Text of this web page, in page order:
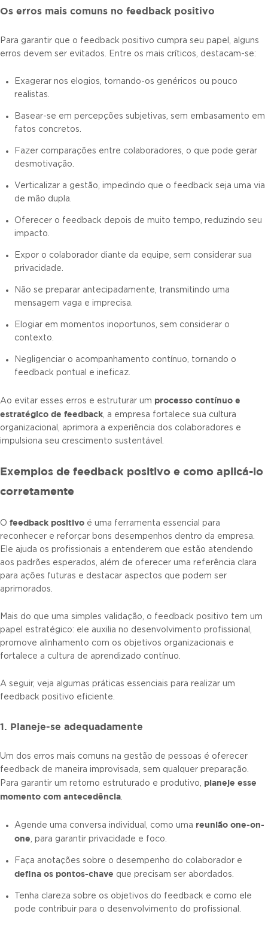
Os erros mais comuns no feedback positivo
Para garantir que o feedback positivo cumpra seu papel, alguns
erros devem ser evitados. Entre os mais críticos, destacam-se:
Exagerar nos elogios, tornando-os genéricos ou pouco
realistas.
Basear-se em percepções subjetivas, sem embasamento em
fatos concretos.
Fazer comparações entre colaboradores, o que pode gerar
desmotivação.
Verticalizar a gestão, impedindo que o feedback seja uma via
de mão dupla.
Oferecer o feedback depois de muito tempo, reduzindo seu
impacto.
Expor o colaborador diante da equipe, sem considerar sua
privacidade.
Não se preparar antecipadamente, transmitindo uma
mensagem vaga e imprecisa.
Elogiar em momentos inoportunos, sem considerar o
contexto.
Negligenciar o acompanhamento contínuo, tornando o
feedback pontual e ineficaz.
Ao evitar esses erros e estruturar um processo contínuo e
estratégico de feedback , a empresa fortalece sua cultura
organizacional, aprimora a experiência dos colaboradores e
impulsiona seu crescimento sustentável.
Exemplos de feedback positivo e como aplicá-lo
corretamente
O feedback positivo é uma ferramenta essencial para
reconhecer e reforçar bons desempenhos dentro da empresa.
Ele ajuda os profissionais a entenderem que estão atendendo
aos padrões esperados, além de oferecer uma referência clara
para ações futuras e destacar aspectos que podem ser
aprimorados.
Mais do que uma simples validação, o feedback positivo tem um
papel estratégico: ele auxilia no desenvolvimento profissional,
promove alinhamento com os objetivos organizacionais e
fortalece a cultura de aprendizado contínuo.
A seguir, veja algumas práticas essenciais para realizar um
feedback positivo eficiente.
1. Planeje-se adequadamente
Um dos erros mais comuns na gestão de pessoas é oferecer
feedback de maneira improvisada, sem qualquer preparação.
Para garantir um retorno estruturado e produtivo, planeje esse
momento com antecedência
Agende uma conversa individual, como uma reunião one-on-
one , para garantir privacidade e foco.
Faça anotações sobre o desempenho do colaborador e
defina os pontos-chave que precisam ser abordados.
Tenha clareza sobre os objetivos do feedback e como ele
pode contribuir para o desenvolvimento do profissional.